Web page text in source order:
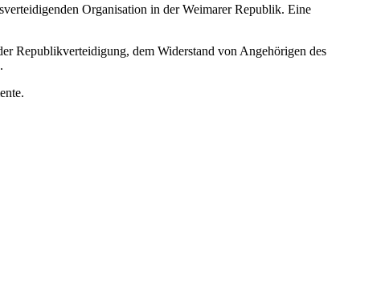
Organisation in der Weimarer Republik. Eine
Republikverteidigung, dem Widerstand von Angehörigen des